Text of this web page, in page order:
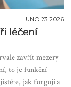
ÚNO 23 2026
léčení
zavřít mezery
to je funkční
jak fungují a